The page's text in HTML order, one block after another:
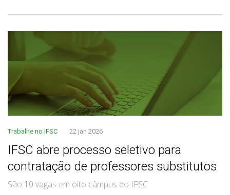
Trabalhe no IFSC 22 jan 2026
IFSC abre processo seletivo para
contratação de professores substitutos
São 10 vagas em oito câmpus do IFSC